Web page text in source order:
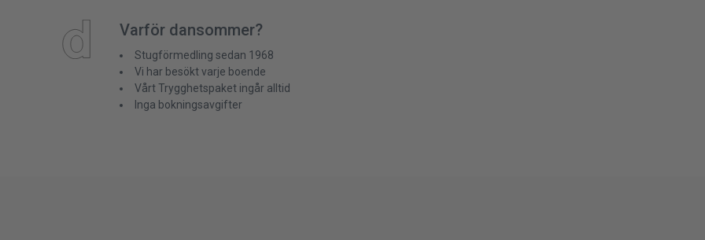
Varför dansommer?
Stugförmedling sedan 1968
Vi har besökt varje boende
Vårt Trygghetspaket ingår alltid
Inga bokningsavgifter